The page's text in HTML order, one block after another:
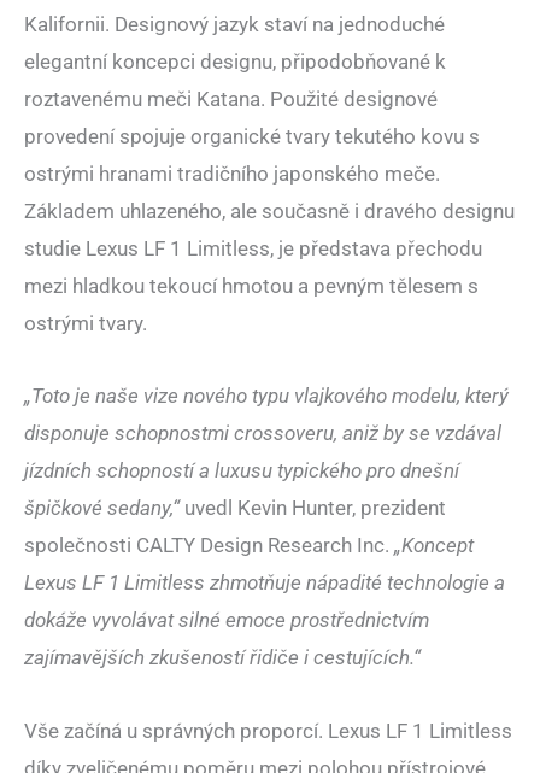
Kalifornii. Designový jazyk staví na jednoduché
elegantní koncepci designu, připodobňované k
roztavenému meči Katana. Použité designové
provedení spojuje organické tvary tekutého kovu s
ostrými hranami tradičního japonského meče.
Základem uhlazeného, ale současně i dravého designu
studie Lexus LF 1 Limitless, je představa přechodu
mezi hladkou tekoucí hmotou a pevným tělesem s
ostrými tvary.
„Toto je naše vize nového typu vlajkového modelu, který
disponuje schopnostmi crossoveru, aniž by se vzdával
jízdních schopností a luxusu typického pro dnešní
špičkové sedany,“uvedl Kevin Hunter, prezident
společnosti CALTY Design Research Inc. „Koncept
Lexus LF 1 Limitless zhmotňuje nápadité technologie a
dokáže vyvolávat silné emoce prostřednictvím
zajímavějších zkušeností řidiče i cestujících.“
Vše začíná u správných proporcí. Lexus LF 1 Limitless
díky zveličenému poměru mezi polohou přístrojové